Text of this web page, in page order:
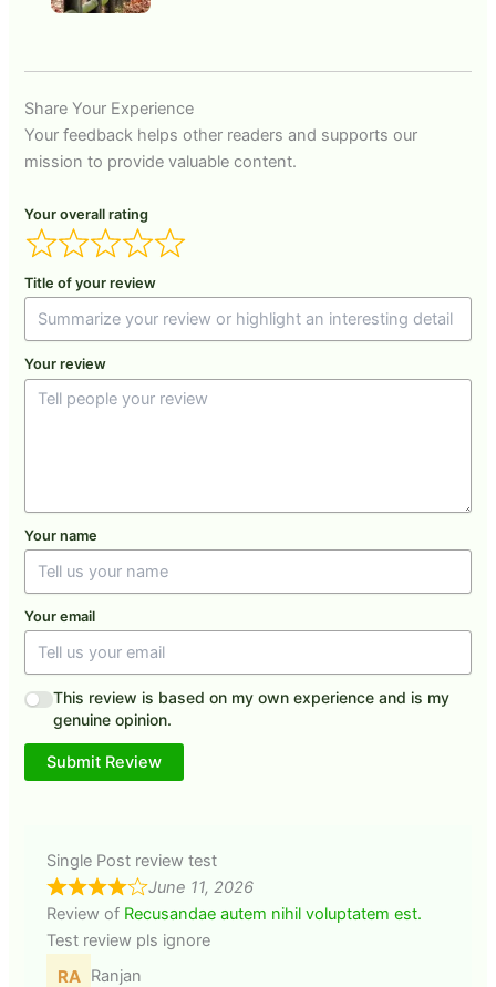
Share Your Experience
Your feedback helps other readers and supports our
mission to provide valuable content.
Your overall rating
Title of your review
Your review
Your name
Your email
This review is based on my own experience and is my
genuine opinion.
Submit Review
Single Post review test
June 11, 2026
Review of Recusandae autem nihil voluptatem est.
Test review pls ignore
Ranjan